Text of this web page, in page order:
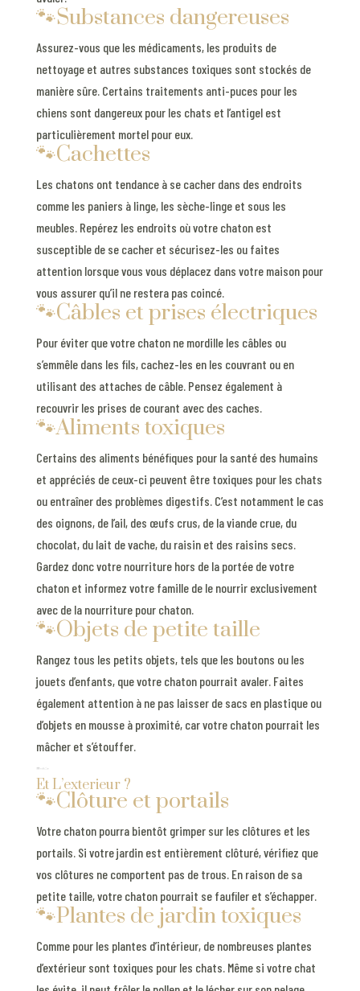
🐾Substances dangereuses
Assurez-vous que les médicaments, les produits de
nettoyage et autres substances toxiques sont stockés de
manière sûre. Certains traitements anti-puces pour les
chiens sont dangereux pour les chats et l’antigel est
particulièrement mortel pour eux.
🐾Cachettes
Les chatons ont tendance à se cacher dans des endroits
comme les paniers à linge, les sèche-linge et sous les
meubles. Repérez les endroits où votre chaton est
susceptible de se cacher et sécurisez-les ou faites
attention lorsque vous vous déplacez dans votre maison pour
vous assurer qu’il ne restera pas coincé.
🐾Câbles et prises électriques
Pour éviter que votre chaton ne mordille les câbles ou
s’emmêle dans les fils, cachez-les en les couvrant ou en
utilisant des attaches de câble. Pensez également à
recouvrir les prises de courant avec des caches.
🐾Aliments toxiques
Certains des aliments bénéfiques pour la santé des humains
et appréciés de ceux-ci peuvent être toxiques pour les chats
ou entraîner des problèmes digestifs. C’est notamment le cas
des oignons, de l’ail, des œufs crus, de la viande crue, du
chocolat, du lait de vache, du raisin et des raisins secs.
Gardez donc votre nourriture hors de la portée de votre
chaton et informez votre famille de le nourrir exclusivement
avec de la nourriture pour chaton.
🐾Objets de petite taille
Rangez tous les petits objets, tels que les boutons ou les
jouets d’enfants, que votre chaton pourrait avaler. Faites
également attention à ne pas laisser de sacs en plastique ou
d’objets en mousse à proximité, car votre chaton pourrait les
mâcher et s’étouffer.
Et L’exterieur ?
🐾Clôture et portails
Votre chaton pourra bientôt grimper sur les clôtures et les
portails. Si votre jardin est entièrement clôturé, vérifiez que
vos clôtures ne comportent pas de trous. En raison de sa
petite taille, votre chaton pourrait se faufiler et s’échapper.
🐾Plantes de jardin toxiques
Comme pour les plantes d’intérieur, de nombreuses plantes
d’extérieur sont toxiques pour les chats. Même si votre chat